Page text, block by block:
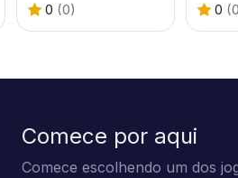
0 (0) 0
Comece por aqui
Comece escolhendo um dos